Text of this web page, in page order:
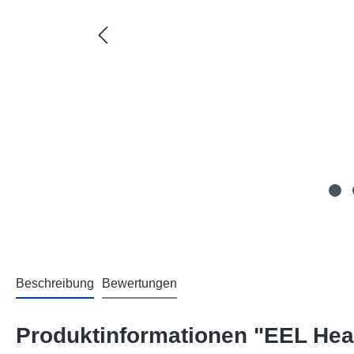
Beschreibung Bewertungen
Produktinformationen "EEL